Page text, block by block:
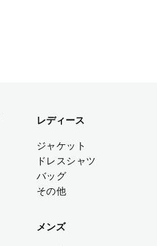
レディース
ジャケット
ドレスシャツ
バッグ
その他
メンズ